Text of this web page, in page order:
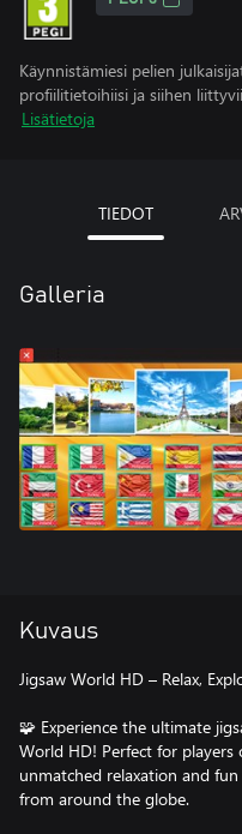
Käynnistämiesi pelien
profiilitietoihiisi ja siihen
Lisätietoja
TIEDOT
Galleria
Kuvaus
Jigsaw World HD – Relax,
🧩 Experience the ultimate
World HD! Perfect for players
unmatched relaxation and
from around the globe.